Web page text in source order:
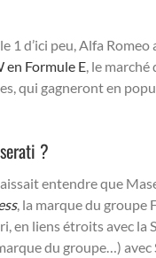
d’ici peu, Alfa Romeo
en Formule E, le
qui gagneront en
?
entendre que
, la marque du groupe
en liens étroits avec la
du groupe…) avec